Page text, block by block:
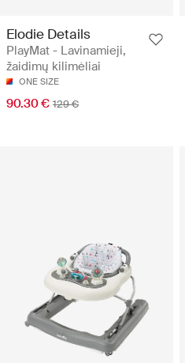
Elodie Details
PlayMat - Lavinamieji,
žaidimų kilimėliai
ONE SIZE
90.30 € 129 €